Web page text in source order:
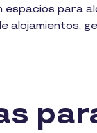
espacios para
alojamientos,